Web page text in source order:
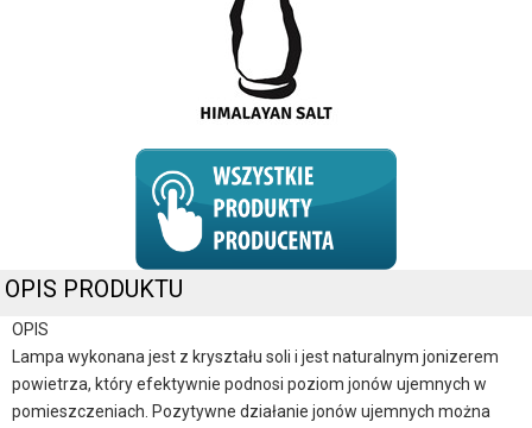
OPIS PRODUKTU
OPIS
Lampa wykonana jest z kryształu soli i jest naturalnym jonizerem
powietrza, który efektywnie podnosi poziom jonów ujemnych w
pomieszczeniach. Pozytywne działanie jonów ujemnych można